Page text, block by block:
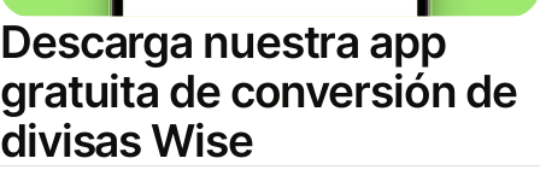
Descarga nuestra app
gratuita de conversión de
divisas Wise